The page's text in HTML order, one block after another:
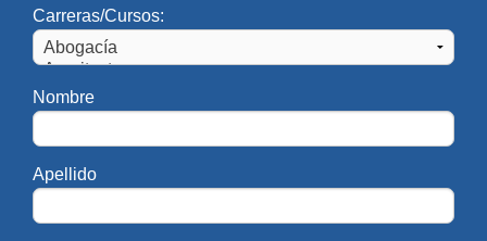
Carreras/Cursos:
Nombre
Apellido